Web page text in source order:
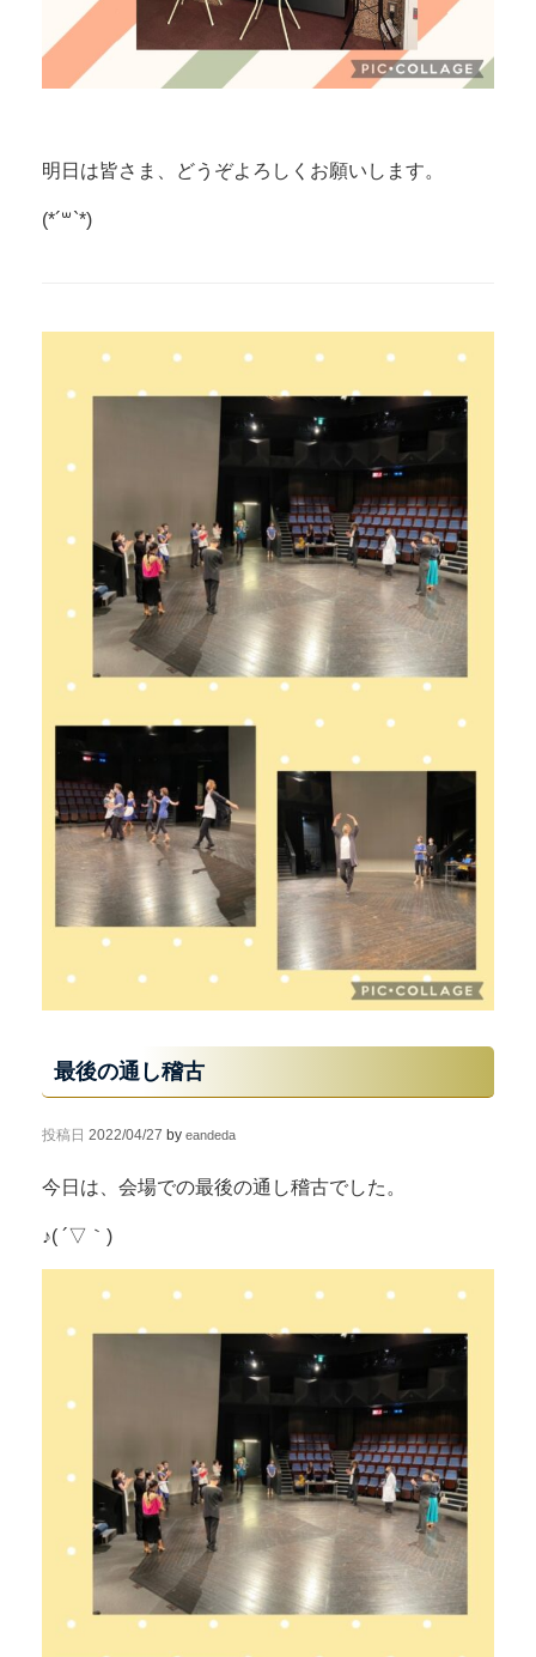
明日は皆さま、どうぞよろしくお願いします。
(*´꒳`*)
最後の通し稽古
投稿日 2022/04/27 by eandeda
今日は、会場での最後の通し稽古でした。
♪( ´▽｀)